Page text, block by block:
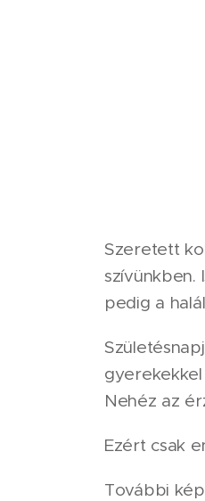
Szeretett
szívünkben.
pedig a
gyerekekkel
Nehéz az
Ezért csak
További